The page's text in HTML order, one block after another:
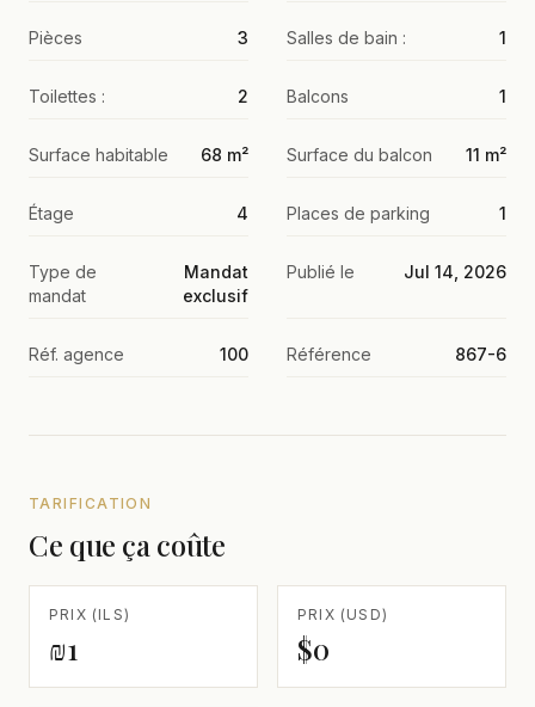
Pièces 3 Salles de bain : 1
Toilettes : 2 Balcons 1
Surface habitable 68 m² Surface du balcon 11 m²
Étage 4 Places de parking 1
Type de
mandat
Mandat
exclusif
Publié le Jul 14, 2026
Réf. agence 100 Référence 867-6
TARIFICATION
Ce que ça coûte
PRIX (ILS)
₪1
PRIX (USD)
$0